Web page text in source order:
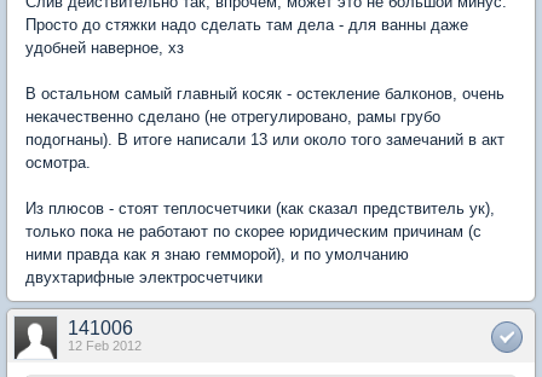
Просто до стяжки надо сделать там дела - для ванны даже
удобней наверное, хз
В остальном самый главный косяк - остекление балконов, очень
некачественно сделано (не отрегулировано, рамы грубо
подогнаны). В итоге написали 13 или около того замечаний в акт
осмотра.
Из плюсов - стоят теплосчетчики (как сказал предствитель ук),
только пока не работают по скорее юридическим причинам (с
ними правда как я знаю гемморой), и по умолчанию
двухтарифные электросчетчики
141006
12 Feb 2012